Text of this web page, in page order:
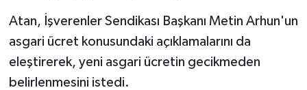
Atan, İşverenler Sendikası Başkanı Metin Arhun'un
asgari ücret konusundaki açıklamalarını da
eleştirerek, yeni asgari ücretin gecikmeden
belirlenmesini istedi.
SAĞLIK